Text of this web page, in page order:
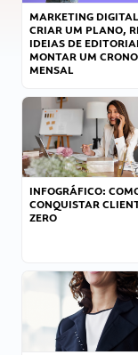
MARKETING
CRIAR UM PLANO,
IDEIAS DE
MONTAR UM
MENSAL
INFOGRÁFICO:
CONQUISTAR
ZERO